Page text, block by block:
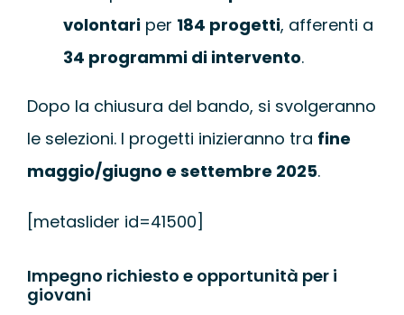
volontariper 184 progetti, afferenti a
34 programmi di intervento.
Dopo la chiusura del bando, si svolgeranno
le selezioni. I progetti inizieranno tra fine
maggio/giugno e settembre 2025.
[metaslider id=41500]
Impegno richiesto e opportunità per i
giovani